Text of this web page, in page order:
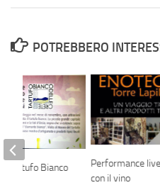
POTREBBERO
Performance
con il vino
Tartufo Bianco